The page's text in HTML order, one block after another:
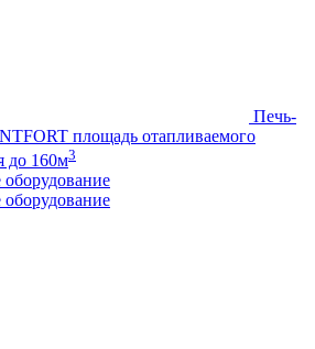
Печь-
площадь отапливаемого
до 160м3